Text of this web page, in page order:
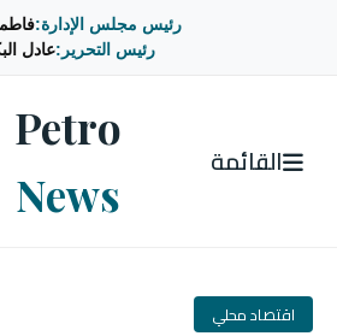
رئيس مجلس الإدارة:
رئيس التحرير:عادل
القائمة
Petro
News
اقتصاد محلي